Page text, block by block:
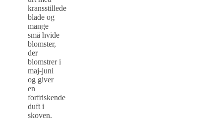
kransstillede
blade og
mange
små hvide
blomster,
der
blomstrer i
maj-juni
og giver
en
forfriskende
duft i
skoven.